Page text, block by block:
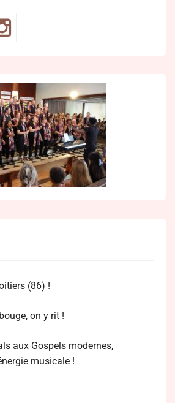
(86) !
on y rit !
aux Gospels modernes,
musicale !